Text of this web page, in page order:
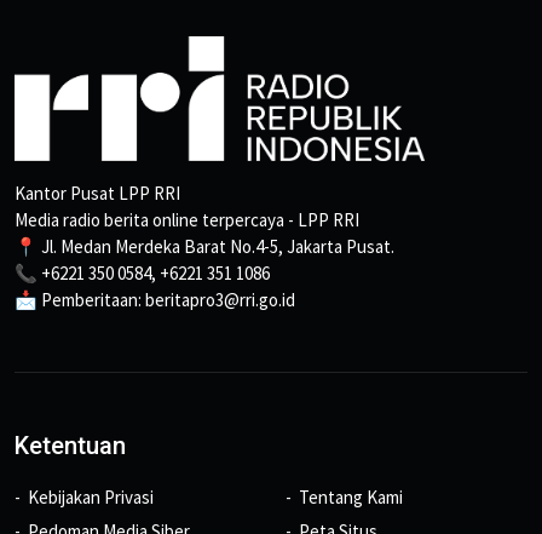
Kantor Pusat LPP RRI
Media radio berita online terpercaya - LPP RRI
📍 Jl. Medan Merdeka Barat No.4-5, Jakarta Pusat.
📞 +6221 350 0584, +6221 351 1086
📩 Pemberitaan: beritapro3@rri.go.id
Ketentuan
Kebijakan Privasi
Tentang Kami